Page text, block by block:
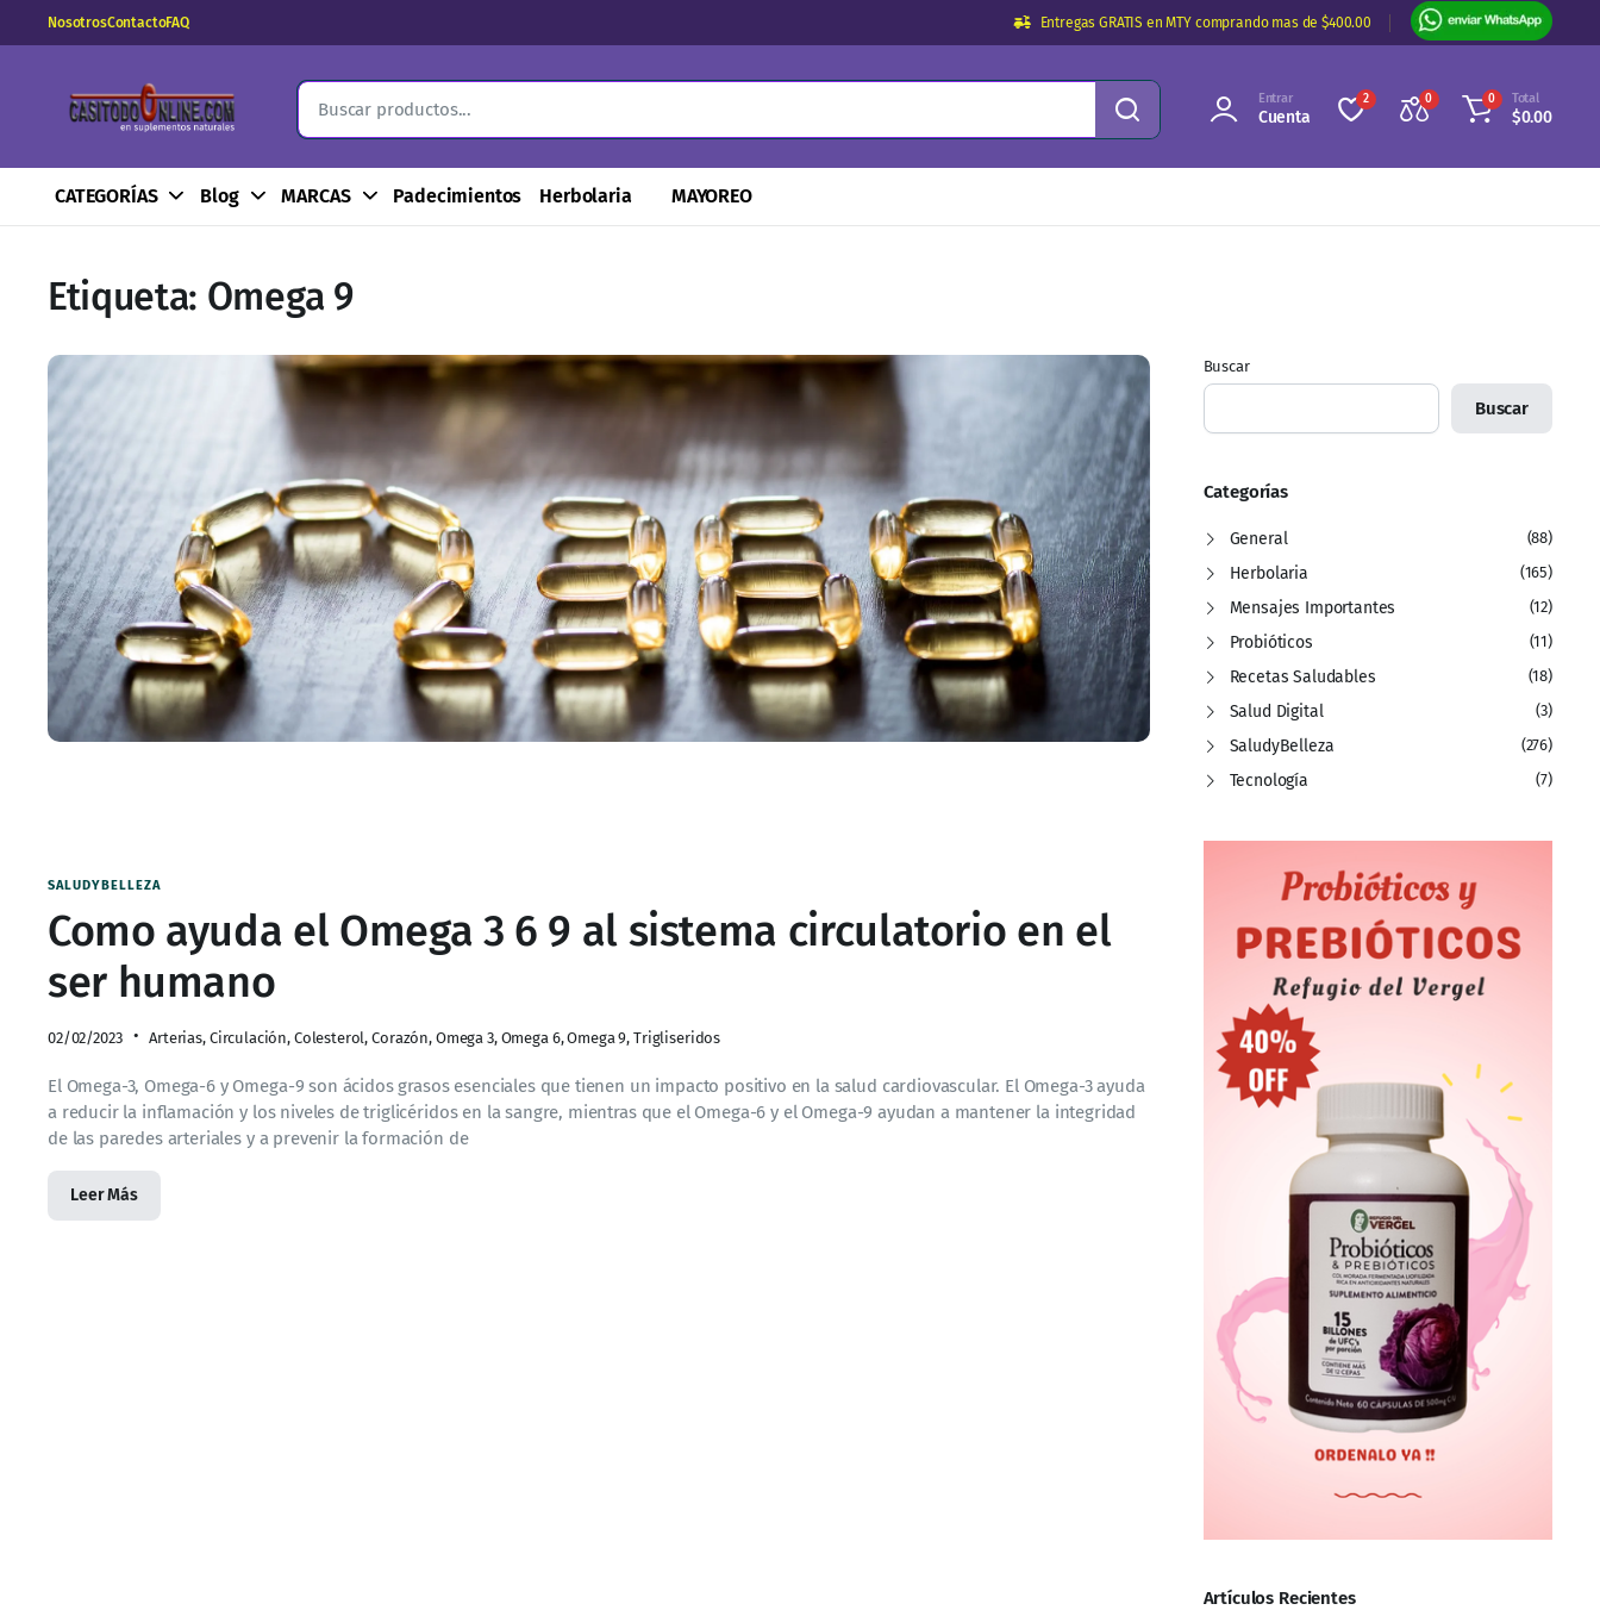
NosotrosContactoFAQ Entregas GRATIS en MTY comprando mas de $400.00
Entrar
Cuenta
2 0 0 Total
$0.00
CATEGORÍAS Blog MARCAS Padecimientos Herbolaria MAYOREO
Etiqueta: Omega 9
SALUDYBELLEZA
Como ayuda el Omega 3 6 9 al sistema circulatorio en el
ser humano
02/02/2023 Arterias, Circulación, Colesterol, Corazón, Omega 3, Omega 6, Omega 9, Trigliseridos
El Omega-3, Omega-6 y Omega-9 son ácidos grasos esenciales que tienen un impacto positivo en la salud cardiovascular. El Omega-3 ayuda
a reducir la inflamación y los niveles de triglicéridos en la sangre, mientras que el Omega-6 y el Omega-9 ayudan a mantener la integridad
de las paredes arteriales y a prevenir la formación de
Leer Más
Buscar
Buscar
Categorías
General (88)
Herbolaria (165)
Mensajes Importantes (12)
Probióticos (11)
Recetas Saludables (18)
Salud Digital (3)
SaludyBelleza (276)
Tecnología (7)
Artículos Recientes